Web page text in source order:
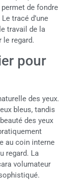
de fondre
tracé d’une
travail de la
le regard.
pour
des yeux.
bleus, tandis
des yeux
au coin interne
regard. La
volumateur